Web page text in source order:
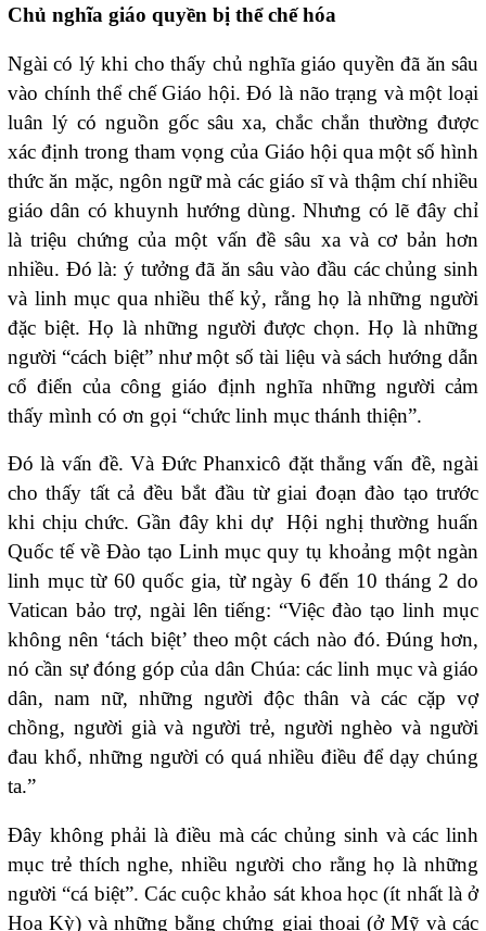
Chủ nghĩa giáo quyền bị thể chế hóa
Ngài có lý khi cho thấy chủ nghĩa giáo quyền đã ăn sâu
vào chính thể chế Giáo hội. Đó là não trạng và một loại
luân lý có nguồn gốc sâu xa, chắc chắn thường được
xác định trong tham vọng của Giáo hội qua một số hình
thức ăn mặc, ngôn ngữ mà các giáo sĩ và thậm chí nhiều
giáo dân có khuynh hướng dùng. Nhưng có lẽ đây chỉ
là triệu chứng của một vấn đề sâu xa và cơ bản hơn
nhiều. Đó là: ý tưởng đã ăn sâu vào đầu các chủng sinh
và linh mục qua nhiều thế kỷ, rằng họ là những người
đặc biệt. Họ là những người được chọn. Họ là những
người “cách biệt” như một số tài liệu và sách hướng dẫn
cổ điển của công giáo định nghĩa những người cảm
thấy mình có ơn gọi “chức linh mục thánh thiện”.
Đó là vấn đề. Và Đức Phanxicô đặt thẳng vấn đề, ngài
cho thấy tất cả đều bắt đầu từ giai đoạn đào tạo trước
khi chịu chức. Gần đây khi dự Hội nghị thường huấn
Quốc tế về Đào tạo Linh mục quy tụ khoảng một ngàn
linh mục từ 60 quốc gia, từ ngày 6 đến 10 tháng 2 do
Vatican bảo trợ, ngài lên tiếng: “Việc đào tạo linh mục
không nên ‘tách biệt’ theo một cách nào đó. Đúng hơn,
nó cần sự đóng góp của dân Chúa: các linh mục và giáo
dân, nam nữ, những người độc thân và các cặp vợ
chồng, người già và người trẻ, người nghèo và người
đau khổ, những người có quá nhiều điều để dạy chúng
ta.”
Đây không phải là điều mà các chủng sinh và các linh
mục trẻ thích nghe, nhiều người cho rằng họ là những
người “cá biệt”. Các cuộc khảo sát khoa học (ít nhất là ở
Hoa Kỳ) và những bằng chứng giai thoại (ở Mỹ và các